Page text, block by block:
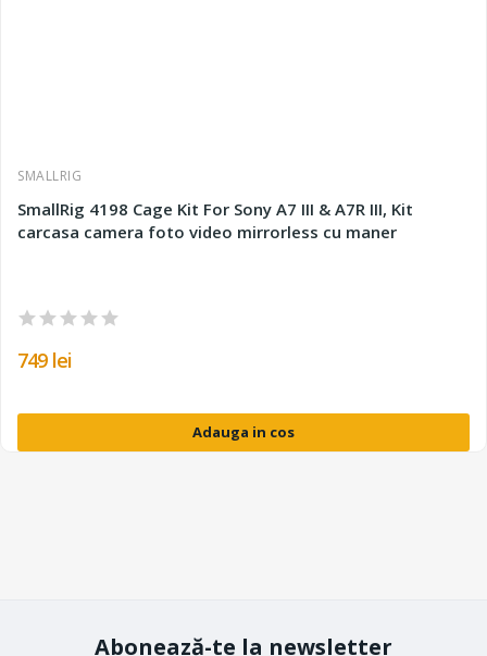
SMALLRIG
SmallRig 4198 Cage Kit For Sony A7 III & A7R III, Kit
carcasa camera foto video mirrorless cu maner
749 lei
Adauga in cos
Abonează-te la newsletter